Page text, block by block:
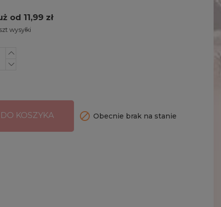
od 11,99 zł
wysyłki
KOSZYKA  Obecnie brak na stanie